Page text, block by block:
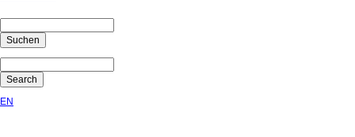
Suchen
Search
EN